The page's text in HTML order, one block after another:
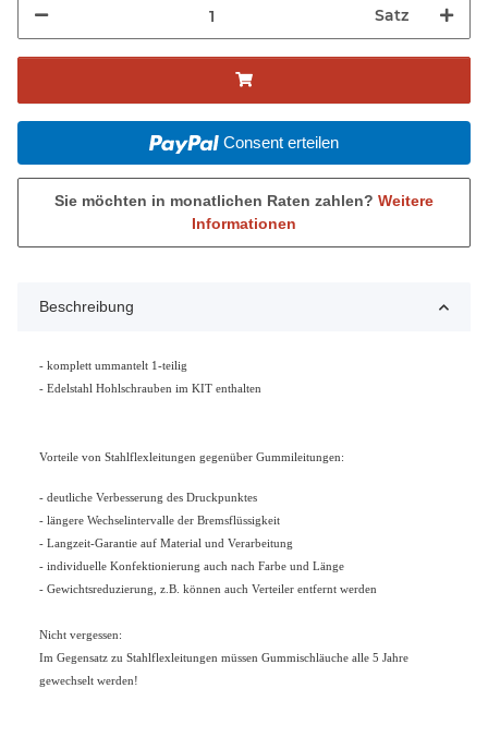
Satz
Consent erteilen
Sie möchten in monatlichen Raten zahlen? Weitere
Informationen
Beschreibung
- komplett ummantelt 1-teilig
- Edelstahl Hohlschrauben im KIT enthalten
Vorteile von Stahlflexleitungen gegenüber Gummileitungen:
- deutliche Verbesserung des Druckpunktes
- längere Wechselintervalle der Bremsflüssigkeit
- Langzeit-Garantie auf Material und Verarbeitung
- individuelle Konfektionierung auch nach Farbe und Länge
- Gewichtsreduzierung, z.B. können auch Verteiler entfernt werden
Nicht vergessen:
Im Gegensatz zu Stahlflexleitungen müssen Gummischläuche alle 5 Jahre
gewechselt werden!